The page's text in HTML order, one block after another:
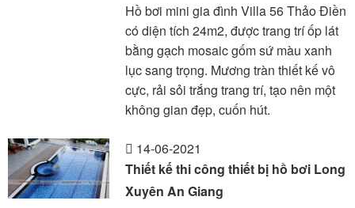
Hồ bơi mini gia đình Villa 56 Thảo Điền
có diện tích 24m2, được trang trí ốp lát
bằng gạch mosaic gốm sứ màu xanh
lục sang trọng. Mương tràn thiết kế vô
cực, rải sỏi trắng trang trí, tạo nên một
không gian đẹp, cuốn hút.
14-06-2021
Thiết kế thi công thiết bị hồ bơi Long
Xuyên An Giang